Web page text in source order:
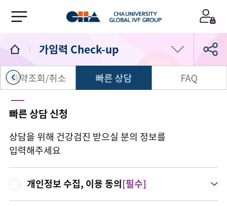
가임력 Check-up
가임력 Check-up
소셜 바이오 뱅킹
가임력 보존
예약조회/취소 빠른 상담 FAQ
빠른 상담 신청
상담을 위해 건강검진 받으실 분의 정보를
입력해주세요
개인정보 수집, 이용 동의[필수]